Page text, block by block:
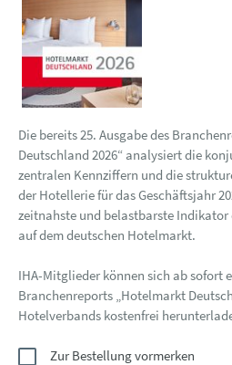
Die bereits 25. Ausgabe des
Deutschland 2026“ analysiert die
zentralen Kennziffern und die
der Hotellerie für das Geschäftsjahr
zeitnahste und belastbarste Indikator
auf dem deutschen Hotelmarkt.
IHA-Mitglieder können sich ab sofort
Branchenreports „Hotelmarkt
Hotelverbands kostenfrei
Zur Bestellung vormerken